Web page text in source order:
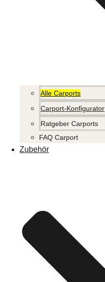
Alle Carports
Carport-Konfigurator
Ratgeber Carports
FAQ Carport
Zubehör